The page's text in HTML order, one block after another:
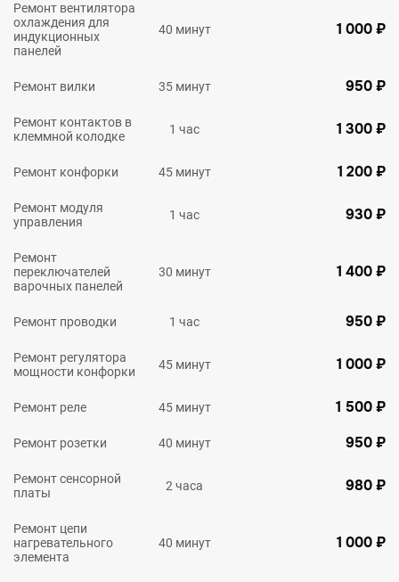
Ремонт вентилятора
охлаждения для
индукционных
панелей
40 минут 1 000 ₽
Ремонт вилки 35 минут 950 ₽
Ремонт контактов в
клеммной колодке
1 час 1 300 ₽
Ремонт конфорки 45 минут 1 200 ₽
Ремонт модуля
управления
1 час 930 ₽
Ремонт
переключателей
варочных панелей
30 минут 1 400 ₽
Ремонт проводки 1 час 950 ₽
Ремонт регулятора
мощности конфорки
45 минут 1 000 ₽
Ремонт реле 45 минут 1 500 ₽
Ремонт розетки 40 минут 950 ₽
Ремонт сенсорной
платы
2 часа 980 ₽
Ремонт цепи
нагревательного
элемента
40 минут 1 000 ₽